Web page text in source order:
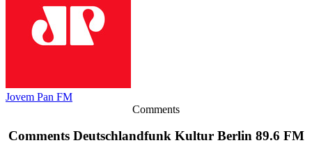
Jovem Pan FM
Comments
Comments Deutschlandfunk Kultur Berlin 89.6 FM